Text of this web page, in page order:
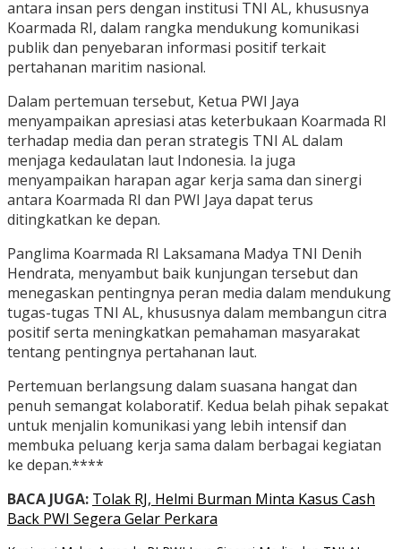
antara insan pers dengan institusi TNI AL, khususnya
Koarmada RI, dalam rangka mendukung komunikasi
publik dan penyebaran informasi positif terkait
pertahanan maritim nasional.
Dalam pertemuan tersebut, Ketua PWI Jaya
menyampaikan apresiasi atas keterbukaan Koarmada RI
terhadap media dan peran strategis TNI AL dalam
menjaga kedaulatan laut Indonesia. Ia juga
menyampaikan harapan agar kerja sama dan sinergi
antara Koarmada RI dan PWI Jaya dapat terus
ditingkatkan ke depan.
Panglima Koarmada RI Laksamana Madya TNI Denih
Hendrata, menyambut baik kunjungan tersebut dan
menegaskan pentingnya peran media dalam mendukung
tugas-tugas TNI AL, khususnya dalam membangun citra
positif serta meningkatkan pemahaman masyarakat
tentang pentingnya pertahanan laut.
Pertemuan berlangsung dalam suasana hangat dan
penuh semangat kolaboratif. Kedua belah pihak sepakat
untuk menjalin komunikasi yang lebih intensif dan
membuka peluang kerja sama dalam berbagai kegiatan
ke depan.****
BACA JUGA: Tolak RJ, Helmi Burman Minta Kasus Cash
Back PWI Segera Gelar Perkara